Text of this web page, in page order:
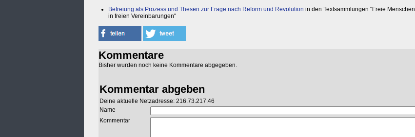
Befreiung als Prozess und Thesen zur Frage nach Reform und Revolution in den Textsammlungen "Freie Menschen
in freien Vereinbarungen"
Kommentare
Bisher wurden noch keine Kommentare abgegeben.
Kommentar abgeben
Deine aktuelle Netzadresse: 216.73.217.46
Name
Kommentar